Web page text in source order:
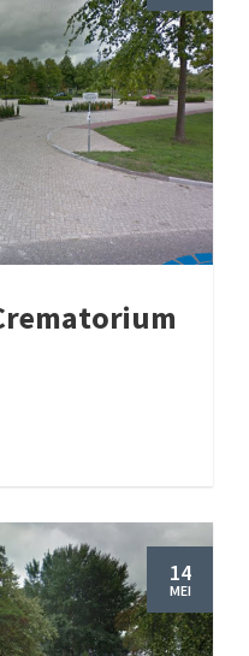
14
MEI